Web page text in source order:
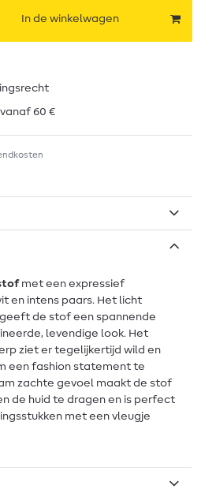
In de winkelwagen
60 €
met een expressief
en intens paars. Het licht
de stof een spannende
levendige look. Het
ziet er tegelijkertijd wild en
een fashion statement te
zachte gevoel maakt de stof
de huid te dragen en is perfect
met een vleugje